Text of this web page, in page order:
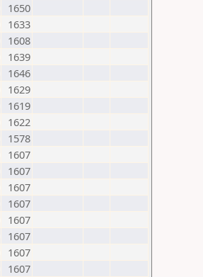
1650
1633
1608
1639
1646
1629
1619
1622
1578
1607
1607
1607
1607
1607
1607
1607
1607